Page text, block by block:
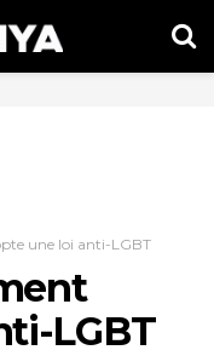
une loi anti-LGBT
LGBT